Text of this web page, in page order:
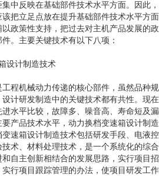
中反映在基础部件技术水平方面。因此，
把立足点放在提升基础部件技术水平方面
政策性支持，把过去对主机产品发展的政
。主要关键技术有以下八项：
设计制造技术
程机械动力传递的核心部件，虽然品种规
计研发制造中的关键技术都有共性。现在
水平比较，故障多、噪音高、寿命短及漏
产品技术水平，动力换档变速箱设计制造
速箱设计制造技术包括研发手段、电液控
术、材料处理技术，是一个系统化的综合
自主创新相结合的发展思路，实行项目招
行项目跟踪管理的办法，使项目研发工作